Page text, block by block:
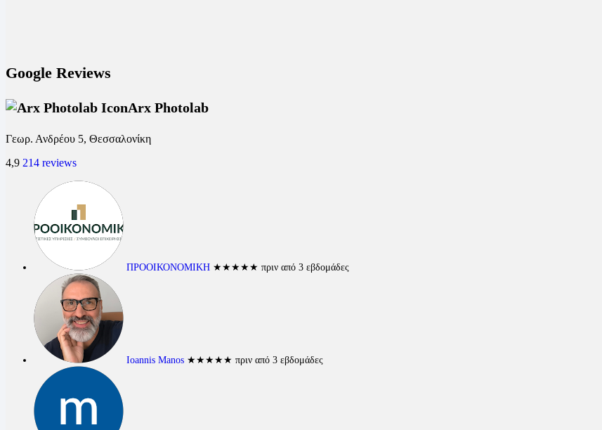
Google Reviews
Arx Photolab
Γεωρ. Ανδρέου 5, Θεσσαλονίκη
4,9 214 reviews
ΠΡΟΟΙΚΟΝΟΜΙΚΗ ★★★★★ πριν από 3 εβδομάδες
Ioannis Manos ★★★★★ πριν από 3 εβδομάδες